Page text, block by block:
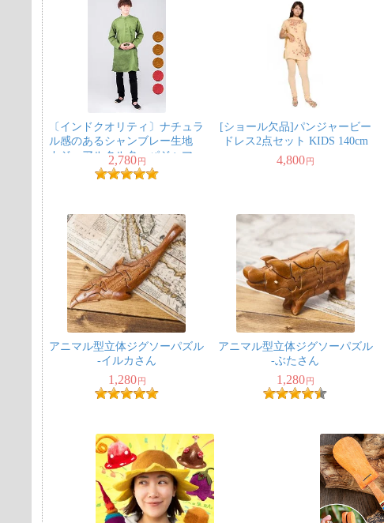
〔インドクオリティ〕ナチュラ
ル感のあるシャンブレー生地
カジュアルクルタ・パジャマ
※上着のみパンツ付属なし
2,780円
[ショール欠品]パンジャービー
ドレス2点セット KIDS 140cm
4,800円
アニマル型立体ジグソーパズル
-イルカさん
1,280円
アニマル型立体ジグソーパズル
-ぶたさん
1,280円